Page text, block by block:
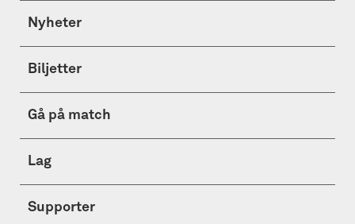
Nyheter
Biljetter
Gå på match
Lag
Supporter